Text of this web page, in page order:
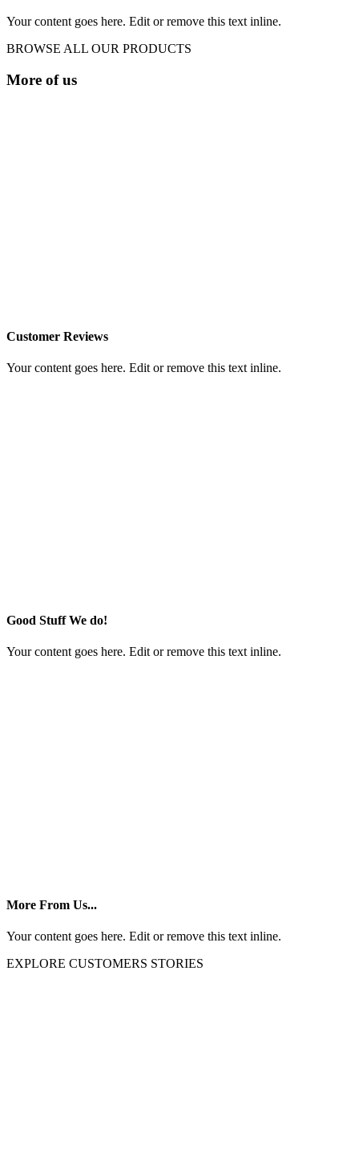
Your content goes here. Edit or remove this text inline.
BROWSE ALL OUR PRODUCTS
More of us
Customer Reviews
Your content goes here. Edit or remove this text inline.
Good Stuff We do!
Your content goes here. Edit or remove this text inline.
More From Us...
Your content goes here. Edit or remove this text inline.
EXPLORE CUSTOMERS STORIES